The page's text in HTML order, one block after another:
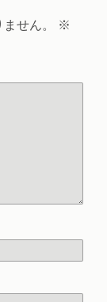
せん。
※